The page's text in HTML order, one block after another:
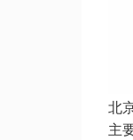
北
主